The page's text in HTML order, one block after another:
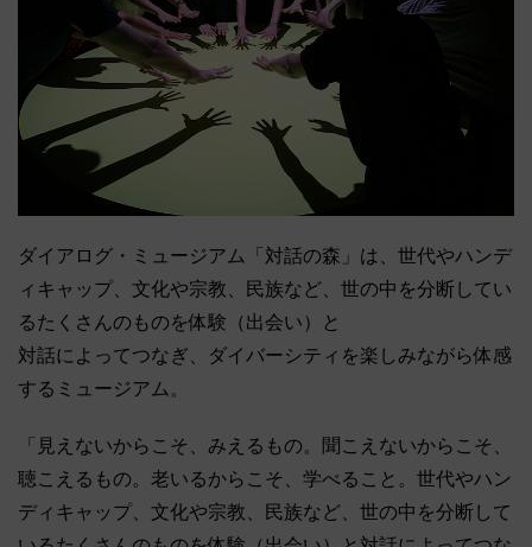
ダイアログ・ミュージアム「対話の森」は、世代やハンデ
ィキャップ、文化や宗教、民族など、世の中を分断してい
るたくさんのものを体験（出会い）と
対話によってつなぎ、ダイバーシティを楽しみながら体感
するミュージアム。
「見えないからこそ、みえるもの。聞こえないからこそ、
聴こえるもの。老いるからこそ、学べること。世代やハン
ディキャップ、文化や宗教、民族など、世の中を分断して